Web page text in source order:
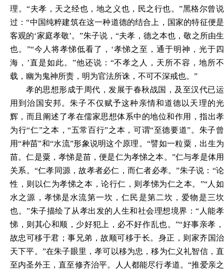
理。“夫孝，天之经也，地之义也，民之行也。”黑格尔曾说
过：“中国纯粹建筑在这一种道德的结合上，国家的特征便是
客观的‘家庭孝敬’。”朱子说，“夫孝，德之本也，敬之所由生
也。”“今人将孝悌低看了，‘孝悌之至，通于明神，光于四
海，’直是如此。”他还说：“不孝之人，天所不容，地所不
载，幽为鬼神所责，明为官法所诛，不可不深戒也。”
孝的思想形成于周代，发展于春秋战国，及至汉代已运
用到治国安邦。朱子不仅赋予这种亲情和道德以天理的光
辉，而且阐述了孝在儒家思想体系中的地位和作用，指出孝
为行“仁”之本，“五常百行”之本，可谓“至德要道”。朱子曾
用“种苗”和“水流”形象说明这个原理。“譬如一粒粟，出生为
苗。仁是粟，孝悌是苗，便是仁为孝悌之本。”仁与孝是体用
关系。“仁孝同源，故孝者必仁，而仁者必孝。”朱子说：“论
性，则以仁为孝悌之本，论行仁，则孝悌为仁之本。”“人如
水之源，孝悌是水流第一坎，仁民是第二坎，爱物是三坎
也。”朱子描绘了从孝出发的人生和社会理想境界：“人能孝
悌，则其心和顺，少好犯上，必不好作乱也。”“好事亲孝，
故忠可移于君；事兄弟，故顺可移于长。身正，则家齐国治
天下平。”在朱子眼里，孝可以移为忠，移为仁义礼智信，直
至内圣外王，直至修齐治平。人人都能尽行孝道。“推爱亲之